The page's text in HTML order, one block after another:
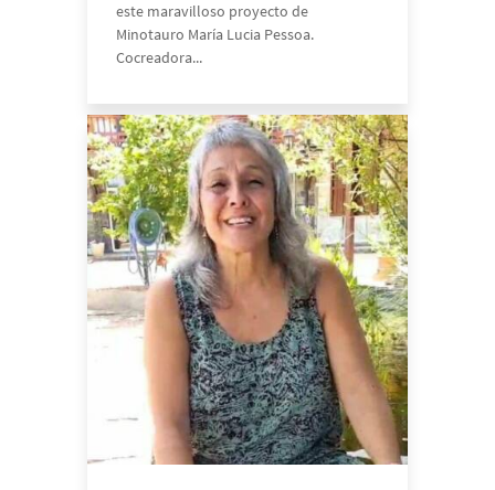
este maravilloso proyecto de
Minotauro María Lucia Pessoa.
Cocreadora...